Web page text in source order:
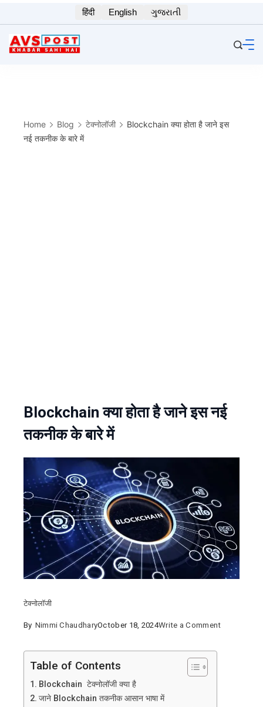
to
content
हिंदी English ગુજરાતી
Home Blog टेक्नोलॉजी
Blockchain क्या होता है जाने इस
नई तकनीक के बारे में
Blockchain क्या होता है जाने इस नई
तकनीक के बारे में
टेक्नोलॉजी
By Nimmi ChaudharyOctober 18, 2024Write a Commenton
Table of Contents
Blockchain टेक्नोलॉजी क्या है
जाने Blockchain तकनीक आसान भाषा में